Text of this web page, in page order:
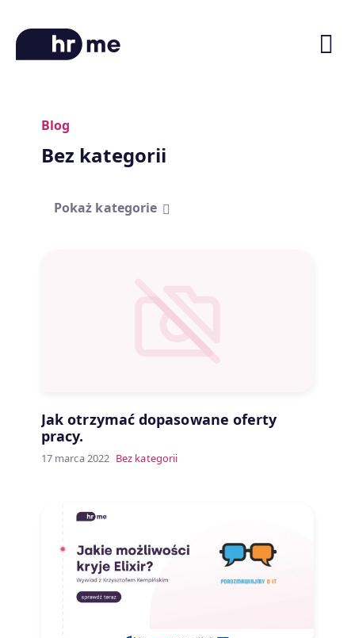
O platformie
Ścieżki kariery
Blog
Bez kategorii
Pokaż kategorie
Jak otrzymać dopasowane oferty
pracy.
17 marca 2022 Bez kategorii